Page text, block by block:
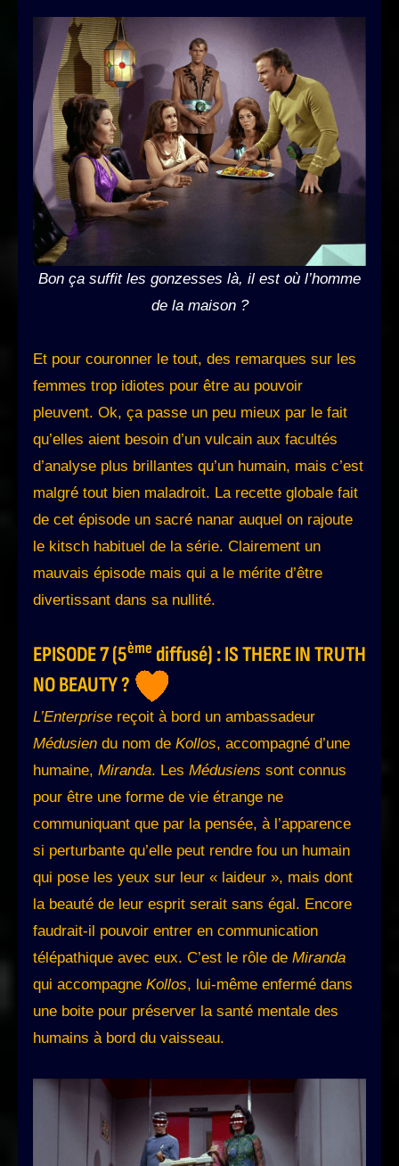
Bon ça suffit les gonzesses là, il est où l’homme
de la maison ?
Et pour couronner le tout, des remarques sur les
femmes trop idiotes pour être au pouvoir
pleuvent. Ok, ça passe un peu mieux par le fait
qu’elles aient besoin d’un vulcain aux facultés
d’analyse plus brillantes qu’un humain, mais c’est
malgré tout bien maladroit. La recette globale fait
de cet épisode un sacré nanar auquel on rajoute
le kitsch habituel de la série. Clairement un
mauvais épisode mais qui a le mérite d’être
divertissant dans sa nullité.
EPISODE 7 (5ème diffusé) : IS THERE IN TRUTH
NO BEAUTY ?
L’Enterprise reçoit à bord un ambassadeur
Médusien du nom de Kollos, accompagné d’une
humaine, Miranda. Les Médusiens sont connus
pour être une forme de vie étrange ne
communiquant que par la pensée, à l’apparence
si perturbante qu’elle peut rendre fou un humain
qui pose les yeux sur leur « laideur », mais dont
la beauté de leur esprit serait sans égal. Encore
faudrait-il pouvoir entrer en communication
télépathique avec eux. C’est le rôle de Miranda
qui accompagne Kollos, lui-même enfermé dans
une boite pour préserver la santé mentale des
humains à bord du vaisseau.